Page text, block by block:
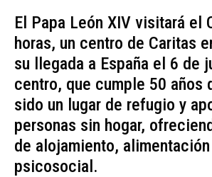
El Papa León XIV visitará el
horas, un centro de Caritas
su llegada a España el 6 de
centro, que cumple 50 años
sido un lugar de refugio y
personas sin hogar,
de alojamiento,
psicosocial.